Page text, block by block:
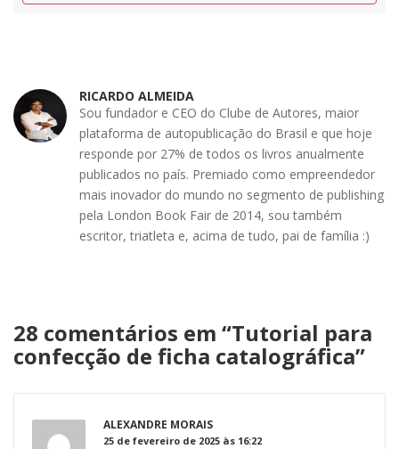
RICARDO ALMEIDA
Sou fundador e CEO do Clube de Autores, maior
plataforma de autopublicação do Brasil e que hoje
responde por 27% de todos os livros anualmente
publicados no país. Premiado como empreendedor
mais inovador do mundo no segmento de publishing
pela London Book Fair de 2014, sou também
escritor, triatleta e, acima de tudo, pai de família :)
28 comentários em “Tutorial para
confecção de ficha catalográfica”
ALEXANDRE MORAIS
25 de fevereiro de 2025 às 16:22